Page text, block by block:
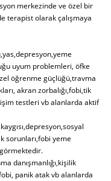
merkezinde ve özel bir
terapist olarak çalışmaya
uyum problemleri, öfke
öğrenme güçlüğü,travma
akran zorbalığı,fobi,tik
testleri vb alanlarda aktif
sorunları,fobi yeme
danışmanlığı,kişilik
panik atak vb alanlarda